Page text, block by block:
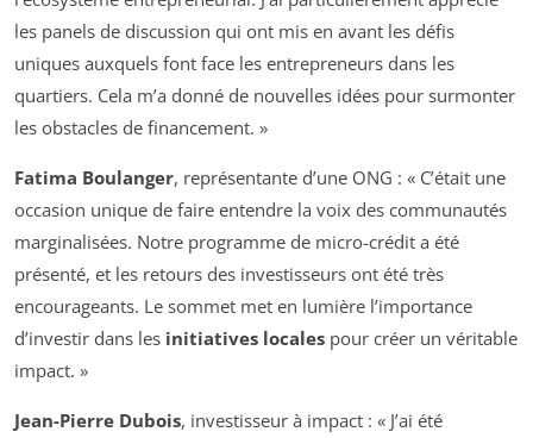
les panels de discussion qui ont mis en avant les défis
uniques auxquels font face les entrepreneurs dans les
quartiers. Cela m’a donné de nouvelles idées pour surmonter
les obstacles de financement. »
Fatima Boulanger, représentante d’une ONG : « C’était une
occasion unique de faire entendre la voix des communautés
marginalisées. Notre programme de micro-crédit a été
présenté, et les retours des investisseurs ont été très
encourageants. Le sommet met en lumière l’importance
d’investir dans les initiatives locales pour créer un véritable
impact. »
Jean-Pierre Dubois, investisseur à impact : « J’ai été